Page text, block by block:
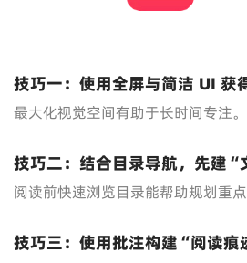
技巧一：使用全屏与简洁 UI 获
最大化视觉空间有助于长时间专注。
技巧二：结合目录导航，先建“
阅读前快速浏览目录能帮助规划重点
技巧三：使用批注构建“阅读痕